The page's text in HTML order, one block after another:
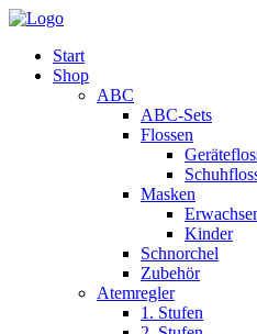
Start
Shop
ABC
ABC-Sets
Flossen
Masken
Kinder
Schnorchel
Zubehör
Atemregler
1. Stufen